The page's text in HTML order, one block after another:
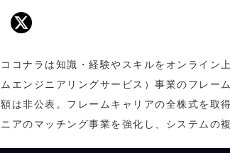
ココナラは知識・経験やスキルをオンライン
ムエンジニアリングサービス）事業のフレ
額は非公表。フレームキャリアの全株式を取
ニアのマッチング事業を強化し、システムの